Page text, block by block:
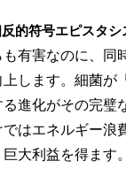
反的符号エピスタシ
有害なのに、同
します。細菌が
進化がその完璧
はエネルギー浪
大利益を得ます。